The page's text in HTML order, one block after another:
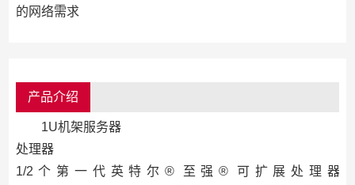
的网络需求
产品介绍
1U机架服务器
处理器
1/2个第一代英特尔® 至强® 可扩展处理器